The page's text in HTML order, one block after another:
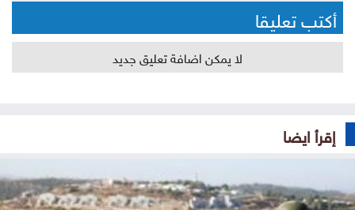
أكتب تعليقا
لا يمكن اضافة تعليق جديد
إقرأ ايضا